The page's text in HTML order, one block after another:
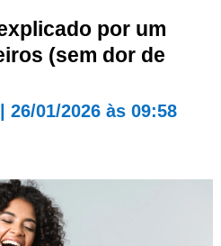
por um
(sem dor de
26/01/2026 às 09:58